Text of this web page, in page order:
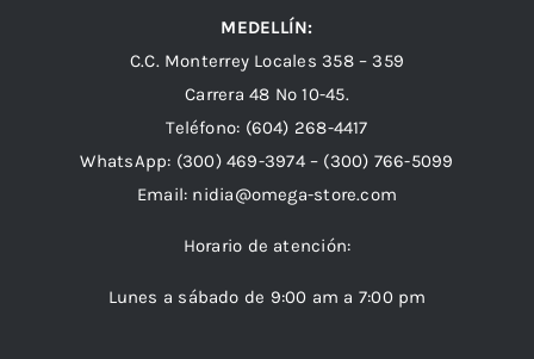
MEDELLÍN:
C.C. Monterrey Locales 358 – 359
Carrera 48 Nº 10-45.
Teléfono: (604) 268-4417
WhatsApp: (300) 469-3974 – (300) 766-5099
Email: nidia@omega-store.com
Horario de atención:
Lunes a sábado de 9:00 am a 7:00 pm